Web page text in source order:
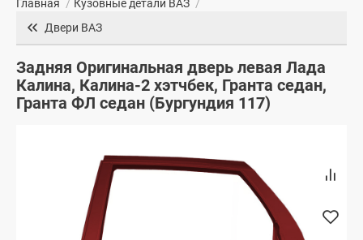
Главная / Кузовные детали ВАЗ /
Двери ВАЗ
Задняя Оригинальная дверь левая Лада
Калина, Калина-2 хэтчбек, Гранта седан,
Гранта ФЛ седан (Бургундия 117)